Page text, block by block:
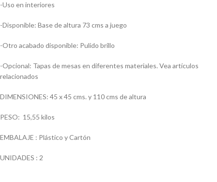
-Uso en interiores
-Disponible: Base de altura 73 cms a juego
-Otro acabado disponible: Pulido brillo
-Opcional: Tapas de mesas en diferentes materiales. Vea artículos
relacionados
DIMENSIONES: 45 x 45 cms. y 110 cms de altura
PESO: 15,55 kilos
EMBALAJE : Plástico y Cartón
UNIDADES : 2